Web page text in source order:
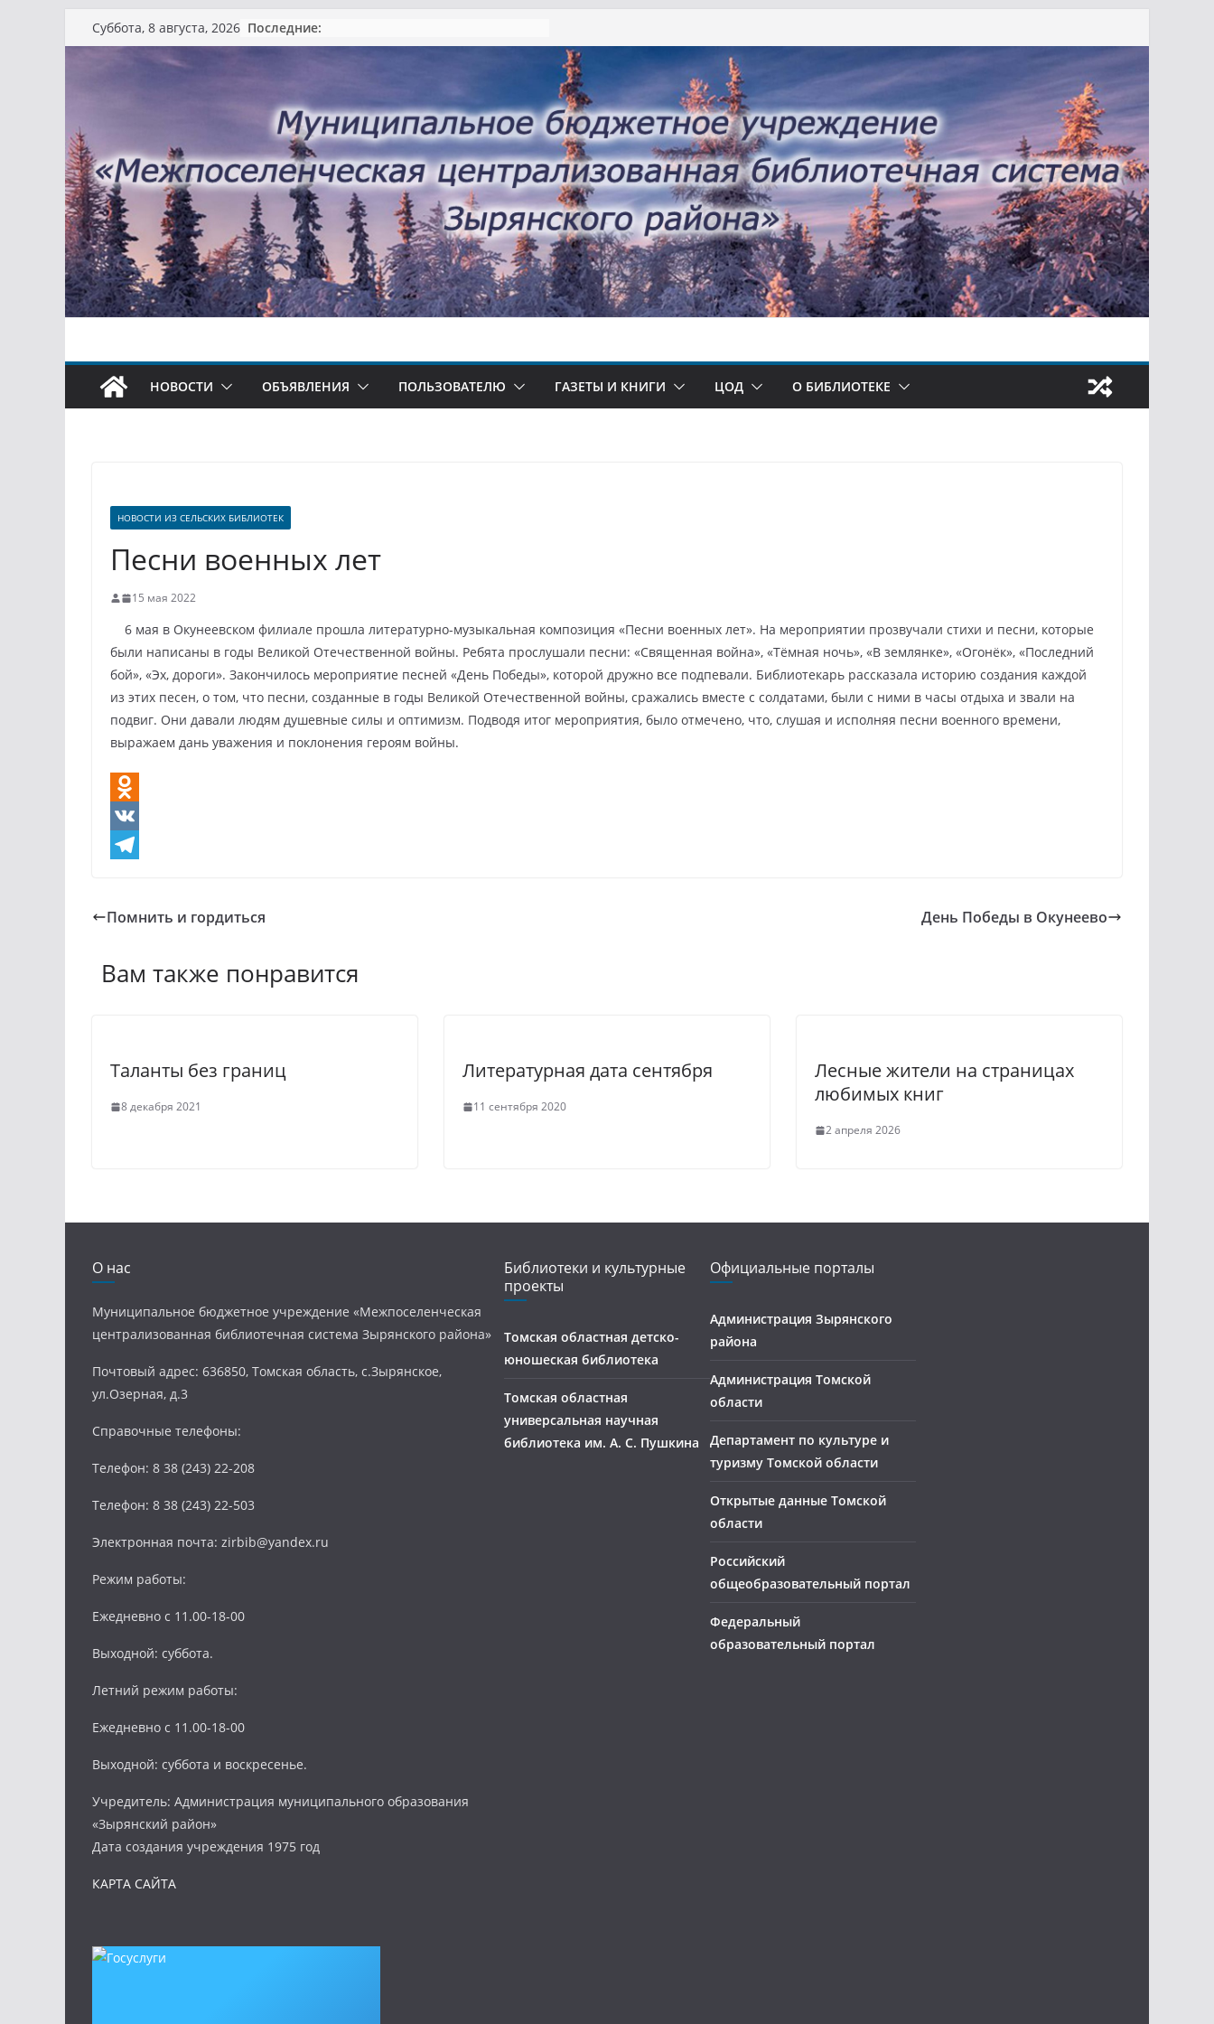
Перейти
к
Суббота, 8 августа, 2026 Последние:
НОВОСТИ ОБЪЯВЛЕНИЯ ПОЛЬЗОВАТЕЛЮ ГАЗЕТЫ И КНИГИ ЦОД О БИБЛИОТЕКЕ
НОВОСТИ ИЗ СЕЛЬСКИХ БИБЛИОТЕК
Песни военных лет
15 мая 2022
6 мая в Окунеевском филиале прошла литературно-музыкальная композиция «Песни военных лет». На мероприятии прозвучали стихи и песни, которые
были написаны в годы Великой Отечественной войны. Ребята прослушали песни: «Священная война», «Тёмная ночь», «В землянке», «Огонёк», «Последний
бой», «Эх, дороги». Закончилось мероприятие песней «День Победы», которой дружно все подпевали. Библиотекарь рассказала историю создания каждой
из этих песен, о том, что песни, созданные в годы Великой Отечественной войны, сражались вместе с солдатами, были с ними в часы отдыха и звали на
подвиг. Они давали людям душевные силы и оптимизм. Подводя итог мероприятия, было отмечено, что, слушая и исполняя песни военного времени,
выражаем дань уважения и поклонения героям войны.
O
d
l
n
i
V
e
m
Помнить и гордиться День Победы в Окунеево
Вам также понравится
Таланты без границ
8 декабря 2021
Литературная дата сентября
11 сентября 2020
Лесные жители на страницах
любимых книг
2 апреля 2026
О нас
Муниципальное бюджетное учреждение «Межпоселенческая
централизованная библиотечная система Зырянского района»
Почтовый адрес: 636850, Томская область, с.Зырянское,
ул.Озерная, д.3
Справочные телефоны:
Телефон: 8 38 (243) 22-208
Телефон: 8 38 (243) 22-503
Электронная почта: zirbib@yandex.ru
Режим работы:
Ежедневно с 11.00-18-00
Выходной: суббота.
Летний режим работы:
Ежедневно с 11.00-18-00
Выходной: суббота и воскресенье.
Учредитель: Администрация муниципального образования
«Зырянский район»
Дата создания учреждения 1975 год
КАРТА САЙТА
Библиотеки и культурные
проекты
Томская областная детско-
юношеская библиотека
Томская областная
универсальная научная
библиотека им. А. С. Пушкина
Официальные порталы
Администрация Зырянского
района
Администрация Томской
области
Департамент по культуре и
туризму Томской области
Открытые данные Томской
области
Российский
общеобразовательный портал
Федеральный
образовательный портал